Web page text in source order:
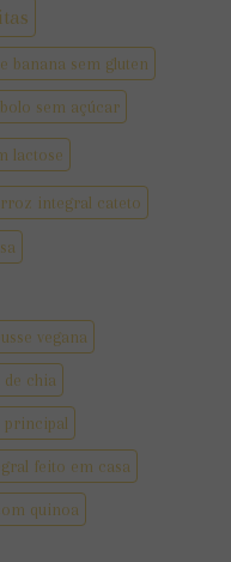
banana sem gluten
bolo sem açúcar
lactose
integral cateto
vegana
chia
principal
feito em casa
quinoa